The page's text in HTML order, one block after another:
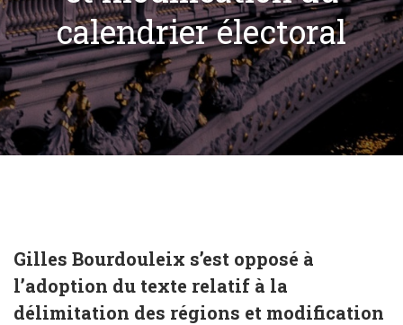
calendrier électoral
Gilles Bourdouleix s’est opposé à
l’adoption du texte relatif à la
délimitation des régions et modification